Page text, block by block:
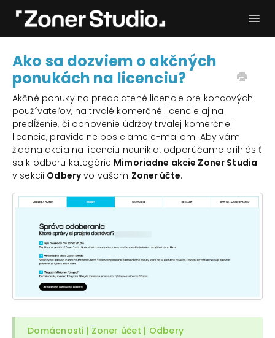
Používateľský manuál Kontakt
Ako sa dozviem o akčných
ponukách na licenciu?
Akčné ponuky na predplatené licencie pre koncových
používateľov, na trvalé komerčné licencie aj na
predĺženie, či obnovenie údržby trvalej komerčnej
licencie, pravidelne posielame e-mailom. Aby vám
žiadna akcia na licenciu neunikla, odporúčame prihlásiť
sa k odberu kategórie Mimoriadne akcie Zoner Studia
v sekcii Odberyvo vašom Zoner účte.
Domácnosti | Zoner účet | Odbery